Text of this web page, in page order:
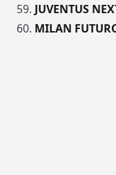
59. JUVENTUS
60. MILAN